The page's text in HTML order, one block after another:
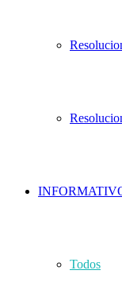
Todos